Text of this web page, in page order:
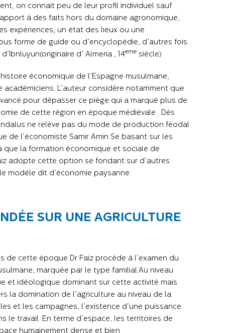
on connait peu de leur profil individuel sauf
à des faits hors du domaine agronomique,
expériences, un état des lieux ou une
forme de guide ou d’encyclopédie, d’autres fois
d’ Almeria , 14ème siècle)
économique de l’Espagne musulmane,
L’auteur considère notamment que
pour dépasser ce piège qui a marqué plus de
de cette région en époque médiévale . Dès
ne relève pas du mode de production féodal
de l’économiste Samir Amin Se basant sur les
que la formation économique et sociale de
adopte cette option se fondant sur d’autres
modèle dit d’économie paysanne.
SUR UNE AGRICULTURE
de cette époque Dr Faiz procède à l’examen du
marquée par le type familial.Au niveau
et idéologique dominant sur cette activité mais
la domination de l’agriculture au niveau de la
et les campagnes, l’existence d’une puissance
le travail .En terme d’espace, les territoires de
humainement dense et bien